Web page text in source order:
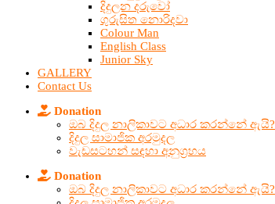
දිදුලන දරුවෝ
ගුරුසිත නොරිදවා
Colour Man
English Class
Junior Sky
GALLERY
Contact Us
Donation
ඔබ දිදුල නාලිකාවට අධාර කරන්නේ ඇයි?
දිදුල සාමාජික අරමුදල
වැඩසටහන් සඳහා අනුග්‍රහය
Donation
ඔබ දිදුල නාලිකාවට අධාර කරන්නේ ඇයි?